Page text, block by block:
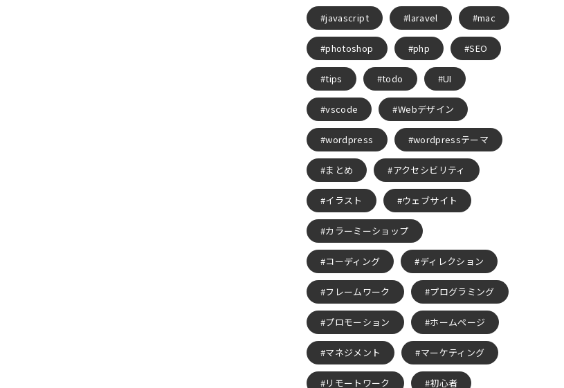
javascript laravel mac
photoshop php SEO
tips todo UI
vscode Webデザイン
wordpress wordpressテーマ
まとめ アクセシビリティ
イラスト ウェブサイト
カラーミーショップ
コーディング ディレクション
フレームワーク プログラミング
プロモーション ホームページ
マネジメント マーケティング
リモートワーク 初心者